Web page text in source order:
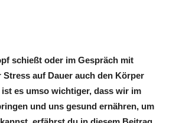
schießt oder im Gespräch mit
auf Dauer auch den Körper
es umso wichtiger, dass wir im
und uns gesund ernähren, um